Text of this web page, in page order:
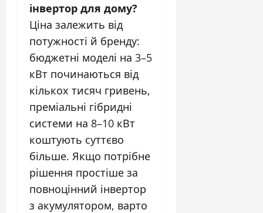
інвертор для дому?
Ціна залежить від
потужності й бренду:
бюджетні моделі на 3–5
кВт починаються від
кількох тисяч гривень,
преміальні гібридні
системи на 8–10 кВт
коштують суттєво
більше. Якщо потрібне
рішення простіше за
повноцінний інвертор
з акумулятором, варто